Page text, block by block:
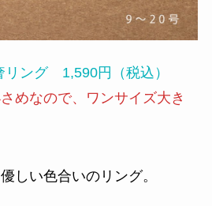
リング 1,590円（税込）
めなので、ワンサイズ大き
しい色合いのリング。